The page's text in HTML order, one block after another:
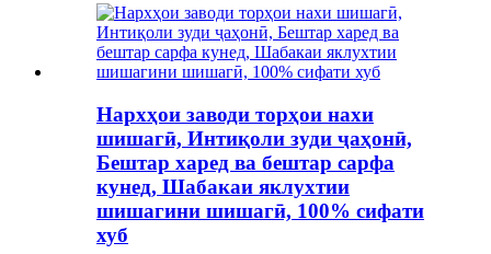
Нархҳои заводи торҳои нахи
шишагӣ, Интиқоли зуди ҷаҳонӣ,
Бештар харед ва бештар сарфа
кунед, Шабакаи яклухтии
шишагини шишагӣ, 100% сифати
хуб